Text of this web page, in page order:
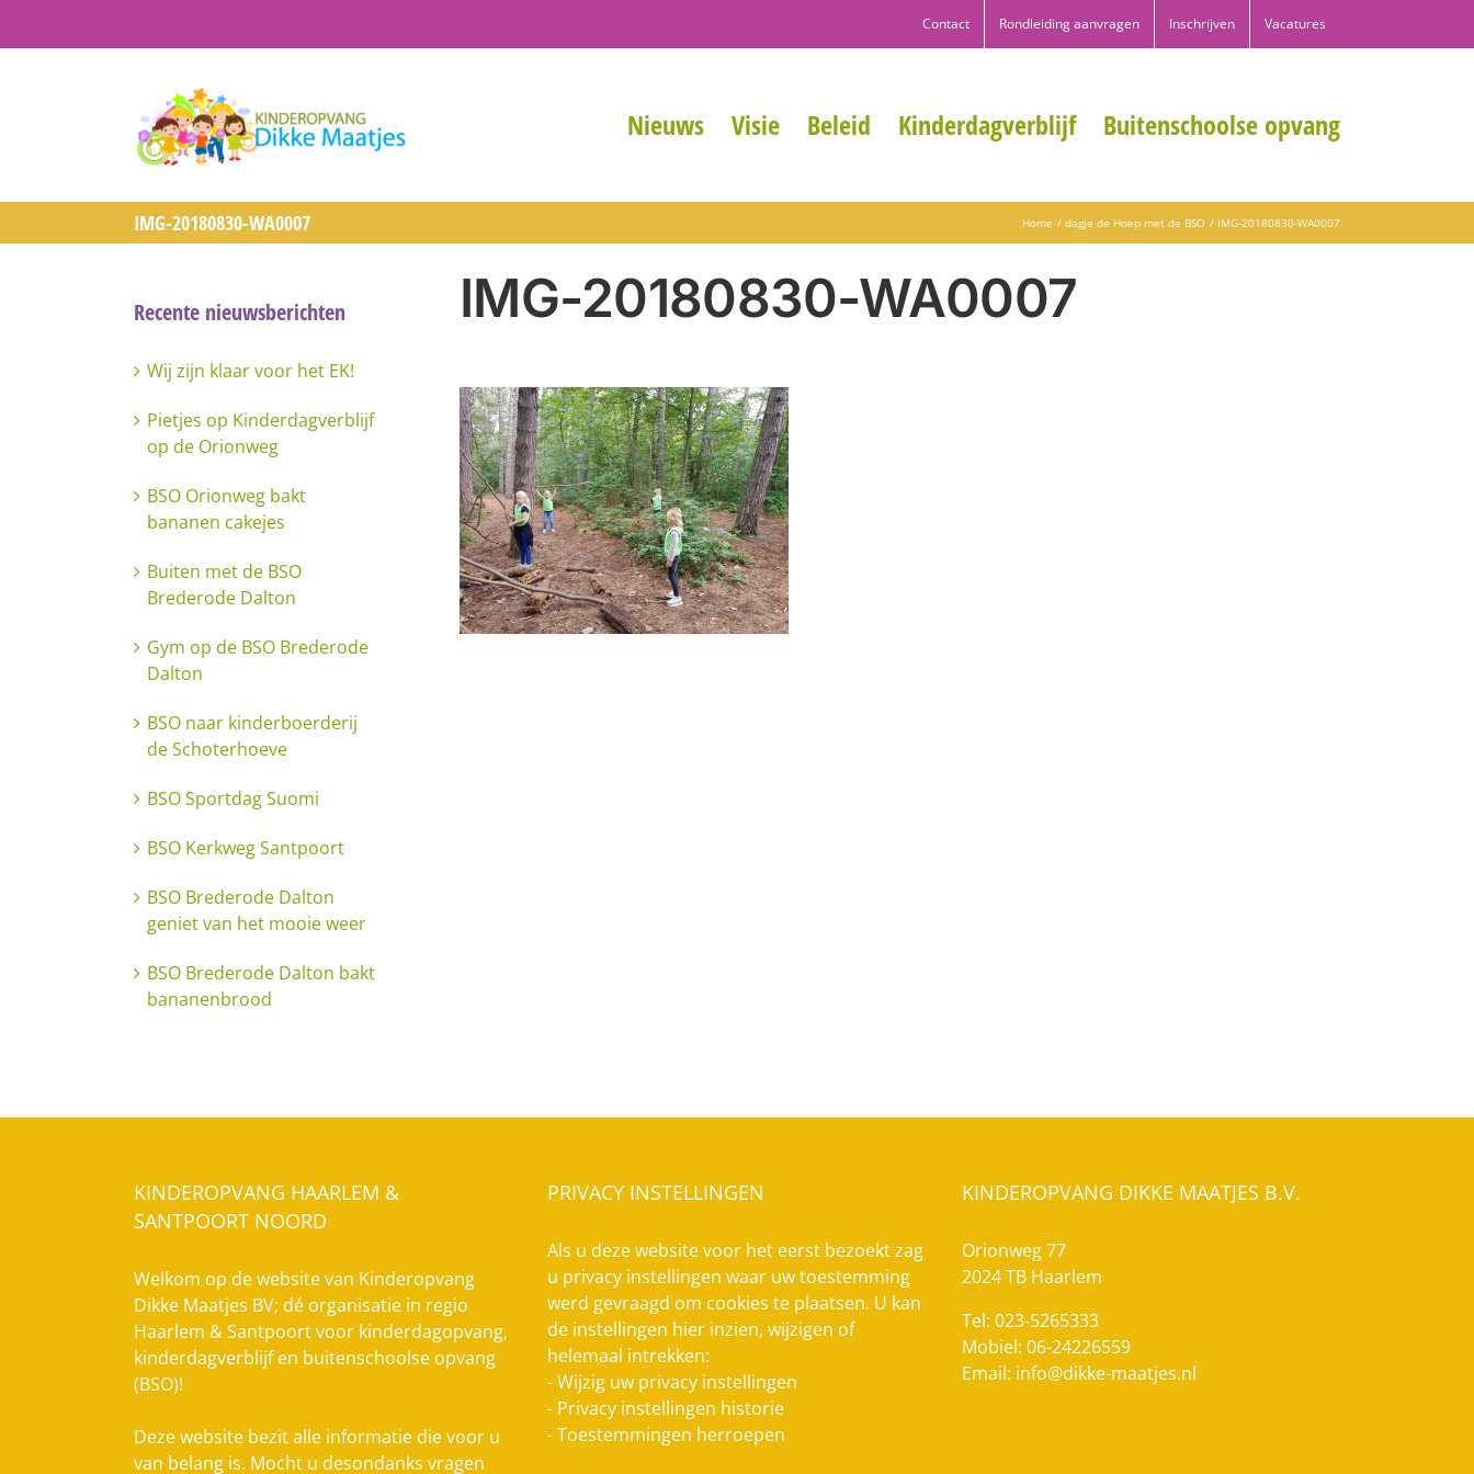
Contact Rondleiding aanvragen Inschrijven Vacatures
Nieuws Visie Beleid Kinderdagverblijf Buitenschoolse opvang
IMG-20180830-WA0007 Home dagje de Hoep met de BSO IMG-20180830-WA0007
IMG-20180830-WA0007
Recente nieuwsberichten
Wij zijn klaar voor het EK!
Pietjes op Kinderdagverblijf
op de Orionweg
BSO Orionweg bakt
bananen cakejes
Buiten met de BSO
Brederode Dalton
Gym op de BSO Brederode
Dalton
BSO naar kinderboerderij
de Schoterhoeve
BSO Sportdag Suomi
BSO Kerkweg Santpoort
BSO Brederode Dalton
geniet van het mooie weer
BSO Brederode Dalton bakt
bananenbrood
KINDEROPVANG HAARLEM &
SANTPOORT NOORD
Welkom op de website van Kinderopvang
Dikke Maatjes BV; dé organisatie in regio
Haarlem & Santpoort voor kinderdagopvang,
kinderdagverblijf en buitenschoolse opvang
(BSO)!
Deze website bezit alle informatie die voor u
van belang is. Mocht u desondanks vragen
PRIVACY INSTELLINGEN
Als u deze website voor het eerst bezoekt zag
u privacy instellingen waar uw toestemming
werd gevraagd om cookies te plaatsen. U kan
de instellingen hier inzien, wijzigen of
helemaal intrekken:
-Wijzig uw privacy instellingen
- Privacy instellingen historie
-Toestemmingen herroepen
KINDEROPVANG DIKKE MAATJES B.V.
Orionweg 77
2024 TB Haarlem
Tel: 023-5265333
Mobiel: 06-24226559
Email: info@dikke-maatjes.nl